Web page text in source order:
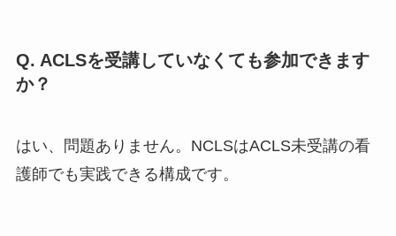
Q. ACLSを受講していなくても参加できます
か？
はい、問題ありません。NCLSはACLS未受講の看
護師でも実践できる構成です。